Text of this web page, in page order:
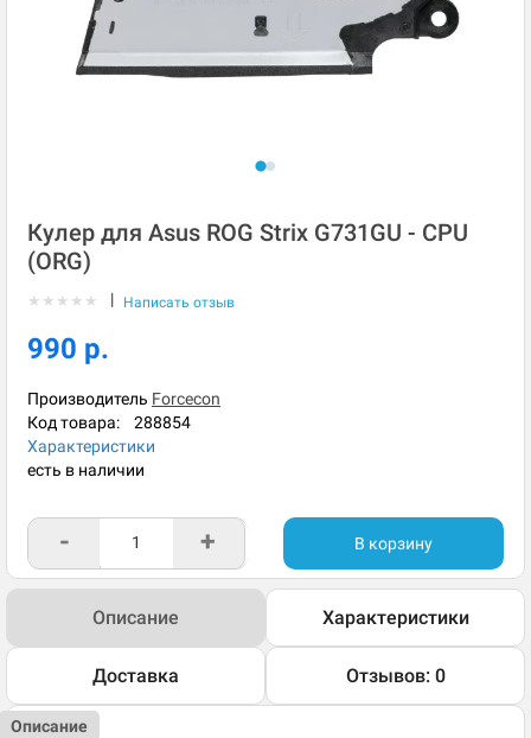
Кулер для Asus ROG Strix G731GU - CPU
(ORG)
★ ★ ★ ★ ★ | Написать отзыв
990 р.
Производитель Forcecon
Код товара: 288854
Характеристики
есть в наличии
- + В корзину
Описание Характеристики
Доставка Отзывов: 0
Описание